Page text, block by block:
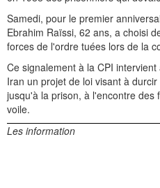
Samedi, pour le premier
Ebrahim Raïssi, 62 ans, a choisi
forces de l'ordre tuées lors de la
Ce signalement à la CPI
Iran un projet de loi visant à
jusqu'à la prison, à l'encontre
voile.
Les information